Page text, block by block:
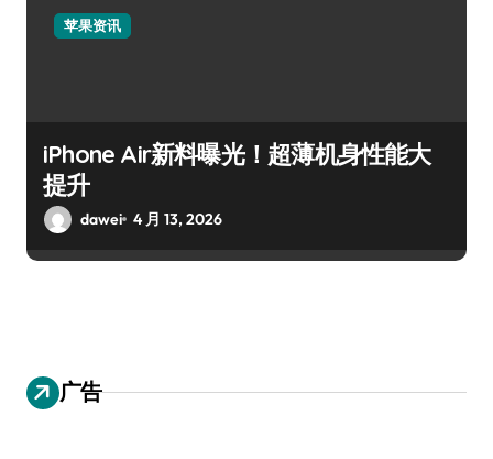
苹果资讯
iPhone Air新料曝光！超薄机身性能大
提升
dawei 4 月 13, 2026
广告